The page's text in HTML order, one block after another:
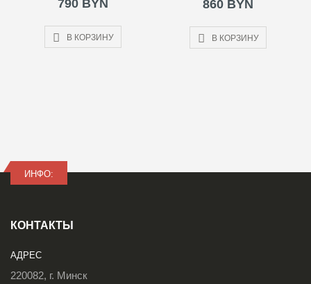
790 BYN
В КОРЗИНУ
860 BYN
В КОРЗИНУ
ИНФО:
КОНТАКТЫ
АДРЕС
220082, г. Минск